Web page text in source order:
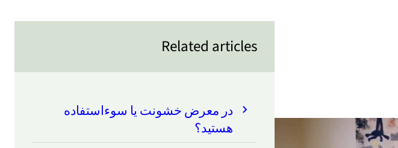
Related articles
در معرض خشونت یا سوءاستفاده
هستید؟